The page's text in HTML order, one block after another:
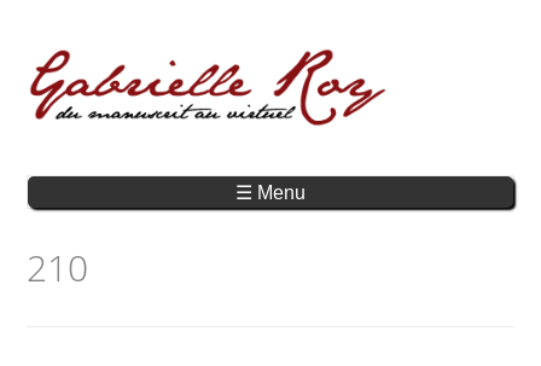
☰ Menu
210